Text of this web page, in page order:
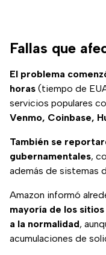
Fallas que
El problema
horas (tiempo de
servicios populares
Venmo, Coinbase,
También se
gubernamentales,
además de sistemas
Amazon informó
mayoría de los
a la normalidad,
acumulaciones de